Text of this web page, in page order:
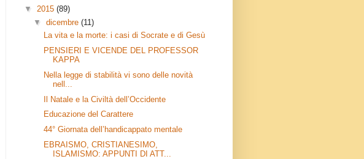
▼ 2015 (89)
▼dicembre(11)
La vita e la morte: i casi di Socrate e di Gesù
PENSIERI E VICENDE DEL PROFESSOR
KAPPA
Nella legge di stabilità vi sono delle novità
nell...
Il Natale e la Civiltà dell’Occidente
Educazione del Carattere
44° Giornata dell’handicappato mentale
EBRAISMO, CRISTIANESIMO,
ISLAMISMO: APPUNTI DI ATT...